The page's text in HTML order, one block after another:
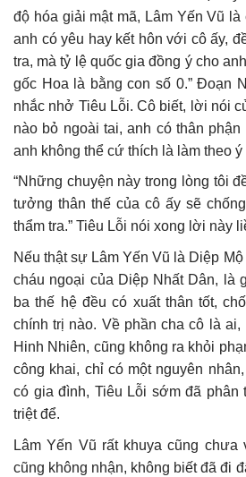
độ hóa giải mật mã, Lâm Yến Vũ là
anh có yêu hay kết hôn với cô ấy,
tra, mà tỷ lệ quốc gia đồng ý cho
gốc Hoa là bằng con số 0.” Đoạn
nhắc nhở Tiêu Lỗi. Cô biết, lời nói
nào bỏ ngoài tai, anh có thân
anh không thể cứ thích là làm theo
“Những chuyện này trong lòng tôi
tưởng thân thế của cô ấy sẽ
thẩm tra.” Tiêu Lỗi nói xong lời này
Nếu thật sự Lâm Yến Vũ là Diệp
cháu ngoại của Diệp Nhất Dân, là
ba thế hệ đều có xuất thân tốt,
chính trị nào. Về phần cha cô là
Hinh Nhiên, cũng không ra khỏi
công khai, chỉ có một nguyên
có gia đình, Tiêu Lỗi sớm đã phân
triệt để.
Lâm Yến Vũ rất khuya cũng chưa
cũng không nhận, không biết đã đi